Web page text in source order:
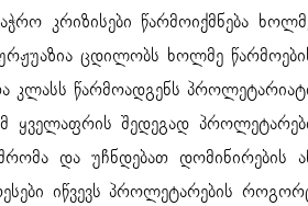
კრიზისები წარმოიქმნება
ცდილობს ხოლმე
კლასს წარმოადგენს
ყველაფრის შედეგად
და უჩნდებათ დომინირების
იწვევს პროლეტარების